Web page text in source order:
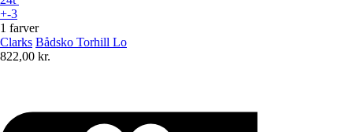
+-3
1 farver
Clarks Bådsko Torhill Lo
822,00 kr.